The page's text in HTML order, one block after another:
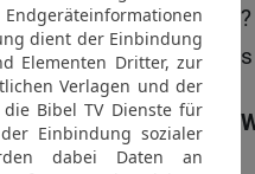
nicht mehr antworten?
Auch ich will
Wissen verkünden.
Denn erfüllt bin ich mit
mich.